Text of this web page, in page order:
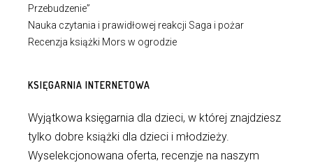
Przebudzenie”
Nauka czytania i prawidłowej reakcji Saga i pożar
Recenzja książki Mors w ogrodzie
KSIĘGARNIA INTERNETOWA
Wyjątkowa księgarnia dla dzieci, w której znajdziesz
tylko dobre książki dla dzieci i młodzieży.
Wyselekcjonowana oferta, recenzje na naszym